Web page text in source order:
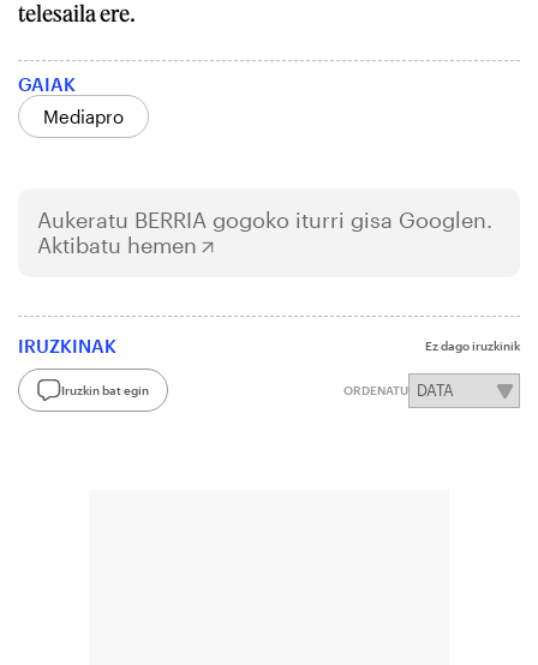
telesaila ere.
GAIAK
Mediapro
Aukeratu BERRIA gogoko iturri gisa Googlen.
Aktibatu hemen
IRUZKINAK Ez dago iruzkinik
Iruzkin bat egin ORDENATU